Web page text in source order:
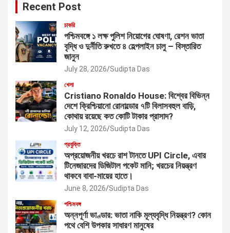
Recent Post
চাকরি
পশ্চিমবঙ্গে ১ লক্ষ পুলিশ নিয়োগের ঘোষণা, রেশন ভাতা
বৃদ্ধি ও দুর্নীতি রুখতে ৪ হেল্পলাইন চালু – বিস্তারিত
জানুন
July 28, 2026 Sudipta Das
খেলা
Cristiano Ronaldo House: বিশ্বের বিভিন্ন
দেশে ক্রিশ্চিয়ানো রোনাল্ডোর ৭টি বিলাসবহুল বাড়ি,
কোথায় রয়েছে কত কোটি টাকার প্রাসাদ?
July 12, 2026 Sudipta Das
প্রযুক্তি
অপ্রয়োজনীয় খরচে রাশ টানতে UPI Circle, এবার
টিনেজারদের ডিজিটাল পকেট মানি; খরচের নিয়ন্ত্রণ
থাকবে বাবা-মায়ের হাতে।
June 8, 2026 Sudipta Das
পশ্চিমবঙ্গ
অন্নপূর্ণা ভাণ্ডার: ভাতা নাকি মূল্যবৃদ্ধি নিয়ন্ত্রণ? কোন
পথে বেশি উপকার সাধারণ মানুষের